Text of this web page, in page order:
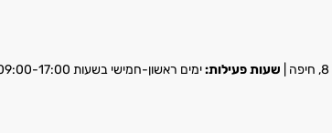
שעות פעילות:ימים ראשון-חמישי בשעות 09:00-17:00 | ניתן ליצור קשר במספר